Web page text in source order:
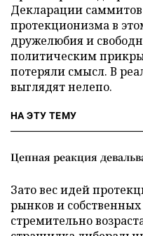
Декларации
протекционизма в
дружелюбия и
политическим
потеряли смысл. В
выглядят нелепо.
НА ЭТУ ТЕМУ
Цепная реакция
Зато вес идей
рынков и
стремительно